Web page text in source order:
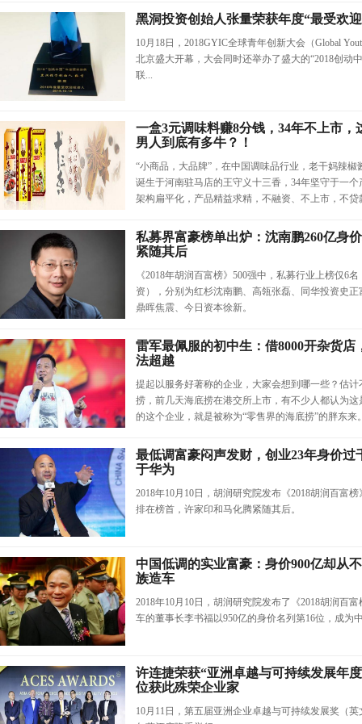
黑洞投资创始人张量荣获年度“最受欢
10月18日，2018GYIC全球青年创新大会（Global
北京盛大开幕，大会同时还举办了盛大的“2018创动
联...
一盒3元调味料赚8分钱，34年不上市，
男人到底有多牛？！
“小商品，大品牌”，在中国调味品行业，老干妈辣
诞生于河南驻马店的王守义十三香，34年坚守于一
架构扁平化，产品精益求精，不融资、不上市，不贷
私募界富豪榜单出炉：沈南鹏260亿身
紧随其后
《2018年胡润百富榜》500强中，私募行业上榜仅6
资），分别为红杉沈南鹏、高瓴张磊、同华投资史
鼎晖焦震、今日资本徐新。
雷军最佩服的初中生：借8000开杂货店
法超越
提起以服务好著称的企业，大家会想到哪一些？估
捞，前几天海底捞在港交所上市，有不少人都认为
的这个企业，就是被称为“零售界的海底捞”的胖东来
最低调富豪闷声发财，创业23年身价过
于华为
2018年10月10日，胡润研究院发布《2018胡润百富
排在榜首，许家印和马化腾紧随其后。
中国低调的实业富豪：身价900亿却从
族造车
2018年10月10日，胡润研究院发布了《2018胡润百
车的董事长李书福以950亿的身价名列第16位，成为
许连捷荣获“亚洲卓越与可持续发展年
位获此殊荣企业家
10月11日，第五届亚洲企业卓越与可持续发展奖（